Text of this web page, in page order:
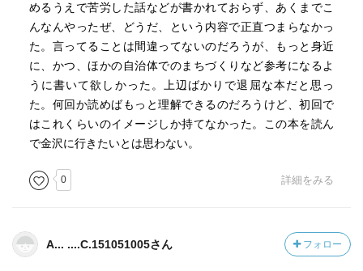
めるうえで苦労した話などが書かれておらず、あくまでこ
んなんやったぜ、どうだ、という内容で正直つまらなかっ
た。言ってることは間違ってないのだろうが、もっと身近
に、かつ、ほかの自治体でのまちづくりなど参考になるよ
うに書いて欲しかった。上辺ばかりで退屈な本だと思っ
た。何回か読めばもっと理解できるのだろうけど、初回で
はこれくらいのイメージしか持てなかった。この本を読ん
で金沢に行きたいとは思わない。
0 詳細をみる
A... ....C.151051005さん フォロー